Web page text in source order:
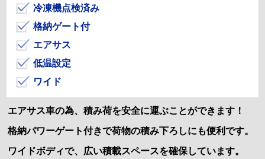
冷凍機点検済み
格納ゲート付
エアサス
低温設定
ワイド
エアサス車の為、積み荷を安全に運ぶことができます！
格納パワーゲート付きで荷物の積み下ろしにも便利です。
ワイドボディで、広い積載スペースを確保しています。